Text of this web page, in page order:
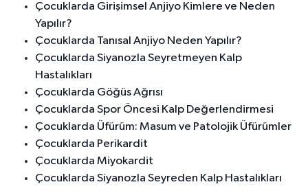
Çocuklarda Girişimsel Anjiyo Kimlere ve Neden
Yapılır?
Çocuklarda Tanısal Anjiyo Neden Yapılır?
Çocuklarda Siyanozla Seyretmeyen Kalp
Hastalıkları
Çocuklarda Göğüs Ağrısı
Çocuklarda Spor Öncesi Kalp Değerlendirmesi
Çocuklarda Üfürüm: Masum ve Patolojik Üfürümler
Çocuklarda Perikardit
Çocuklarda Miyokardit
Çocuklarda Siyanozla Seyreden Kalp Hastalıkları